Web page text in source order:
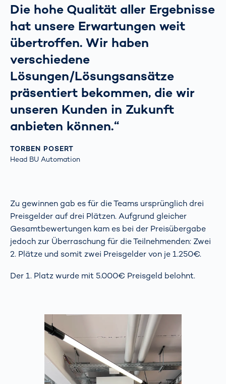
Die hohe Qualität aller Ergebnisse
hat unsere Erwartungen weit
übertroffen. Wir haben
verschiedene
Lösungen/Lösungsansätze
präsentiert bekommen, die wir
unseren Kunden in Zukunft
anbieten können.“
TORBEN POSERT
Head BU Automation
Zu gewinnen gab es für die Teams ursprünglich drei
Preisgelder auf drei Plätzen. Aufgrund gleicher
Gesamtbewertungen kam es bei der Preisübergabe
jedoch zur Überraschung für die Teilnehmenden: Zwei
2. Plätze und somit zwei Preisgelder von je 1.250€.
Der 1. Platz wurde mit 5.000€ Preisgeld belohnt.